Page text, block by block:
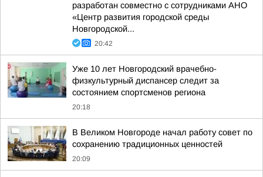
разработан совместно с сотрудниками АНО
«Центр развития городской среды
Новгородской...
20:42
Уже 10 лет Новгородский врачебно-
физкультурный диспансер следит за
состоянием спортсменов региона
20:18
В Великом Новгороде начал работу совет по
сохранению традиционных ценностей
20:09